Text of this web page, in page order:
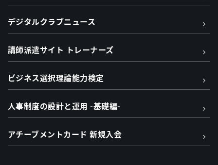
デジタルクラブニュース
講師派遣サイト トレーナーズ
ビジネス選択理論能力検定
人事制度の設計と運用 -基礎編-
アチーブメントカード 新規入会